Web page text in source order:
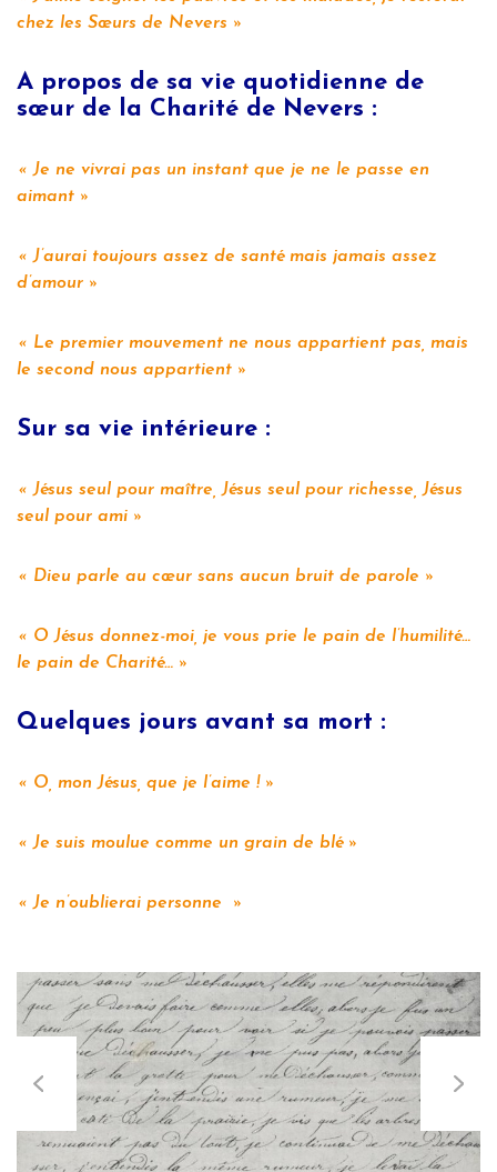
chez les Sœurs de Nevers
A propos de sa vie quotidienne de
sœur de la Charité de Nevers :
Je ne vivrai pas un instant que je ne le passe en
aimant
J’aurai toujours assez de santé mais jamais assez
d’amour
Le premier mouvement ne nous appartient pas, mais
le second nous appartient
Sur sa vie intérieure :
Jésus seul pour maître, Jésus seul pour richesse, Jésus
seul pour ami
Dieu parle au cœur sans aucun bruit de parole
O Jésus donnez-moi, je vous prie le pain de l’humilité…
le pain de Charité…
Quelques jours avant sa mort :
O, mon Jésus, que je l’aime !
Je suis moulue comme un grain de blé
Je n’oublierai personne